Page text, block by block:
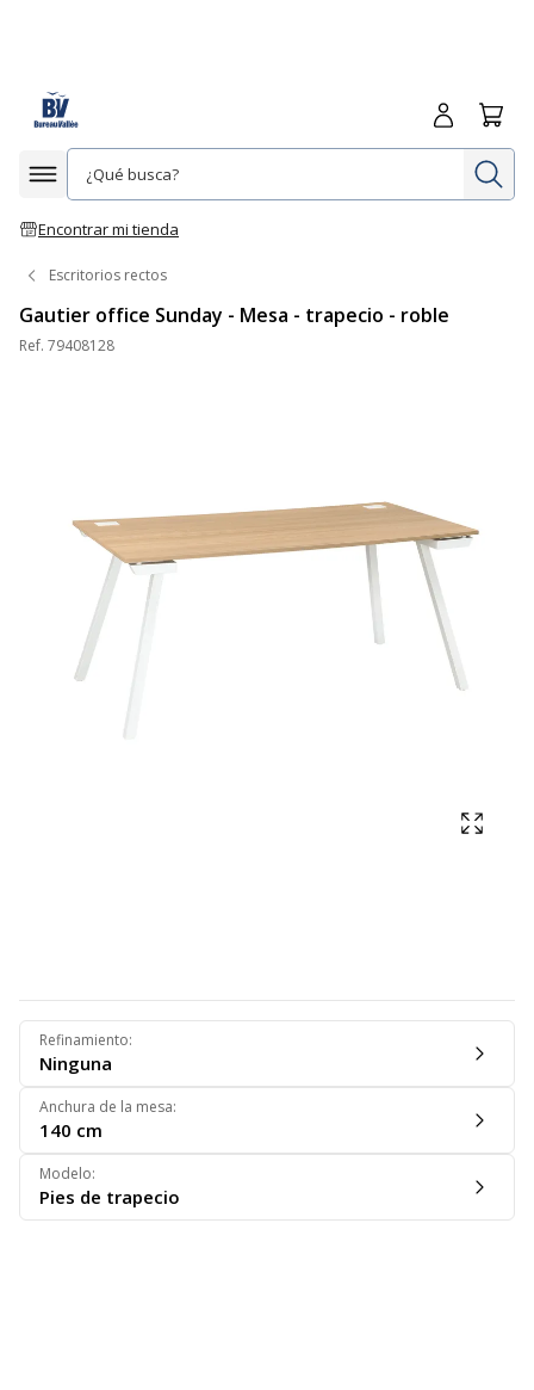
Afficher la navigation
Encontrar mi tienda
Iniciar
Escritorios rectos
Gautier office Sunday - Mesa - trapecio - roble
Ref. 79408128
Refinamiento:
Ninguna
Anchura de la mesa:
140 cm
Modelo:
Pies de trapecio